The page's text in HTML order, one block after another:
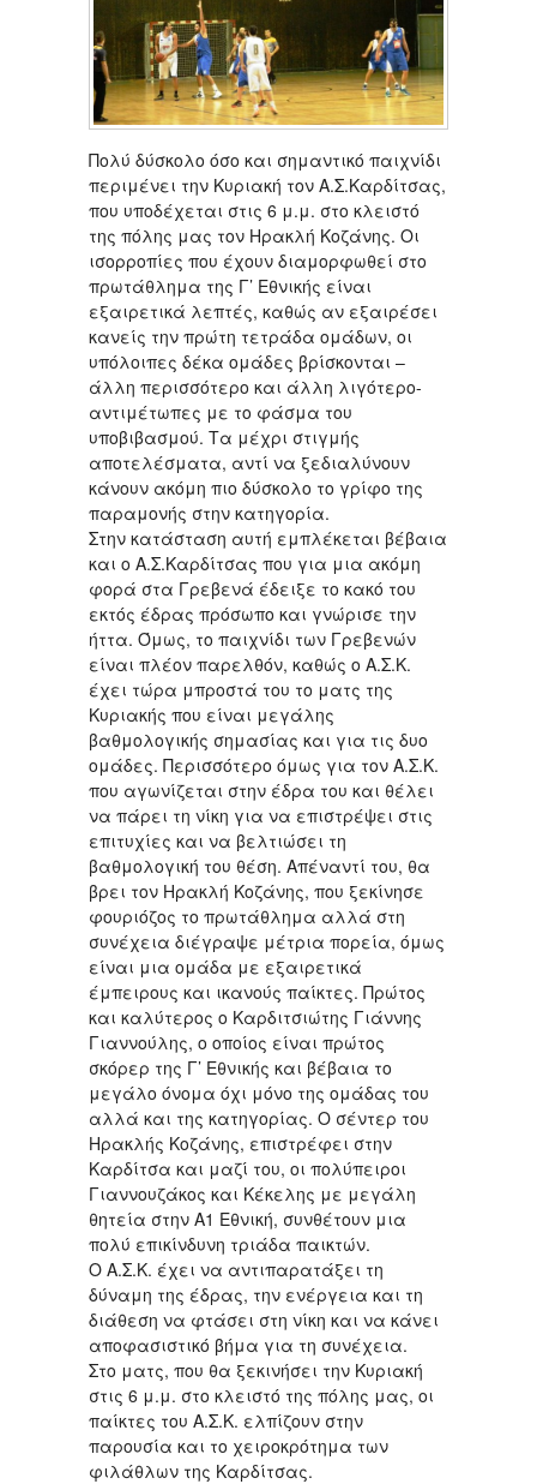
Πολύ δύσκολο όσο και σημαντικό παιχνίδι
περιμένει την Κυριακή τον Α.Σ.Καρδίτσας,
που υποδέχεται στις 6 μ.μ. στο κλειστό
της πόλης μας τον Ηρακλή Κοζάνης. Οι
ισορροπίες που έχουν διαμορφωθεί στο
πρωτάθλημα της Γ’ Εθνικής είναι
εξαιρετικά λεπτές, καθώς αν εξαιρέσει
κανείς την πρώτη τετράδα ομάδων, οι
υπόλοιπες δέκα ομάδες βρίσκονται –
άλλη περισσότερο και άλλη λιγότερο-
αντιμέτωπες με το φάσμα του
υποβιβασμού. Τα μέχρι στιγμής
αποτελέσματα, αντί να ξεδιαλύνουν
κάνουν ακόμη πιο δύσκολο το γρίφο της
παραμονής στην κατηγορία.
Στην κατάσταση αυτή εμπλέκεται βέβαια
και ο Α.Σ.Καρδίτσας που για μια ακόμη
φορά στα Γρεβενά έδειξε το κακό του
εκτός έδρας πρόσωπο και γνώρισε την
ήττα. Όμως, το παιχνίδι των Γρεβενών
είναι πλέον παρελθόν, καθώς ο Α.Σ.Κ.
έχει τώρα μπροστά του το ματς της
Κυριακής που είναι μεγάλης
βαθμολογικής σημασίας και για τις δυο
ομάδες. Περισσότερο όμως για τον Α.Σ.Κ.
που αγωνίζεται στην έδρα του και θέλει
να πάρει τη νίκη για να επιστρέψει στις
επιτυχίες και να βελτιώσει τη
βαθμολογική του θέση. Απέναντί του, θα
βρει τον Ηρακλή Κοζάνης, που ξεκίνησε
φουριόζος το πρωτάθλημα αλλά στη
συνέχεια διέγραψε μέτρια πορεία, όμως
είναι μια ομάδα με εξαιρετικά
έμπειρους και ικανούς παίκτες. Πρώτος
και καλύτερος ο Καρδιτσιώτης Γιάννης
Γιαννούλης, ο οποίος είναι πρώτος
σκόρερ της Γ’ Εθνικής και βέβαια το
μεγάλο όνομα όχι μόνο της ομάδας του
αλλά και της κατηγορίας. Ο σέντερ του
Ηρακλής Κοζάνης, επιστρέφει στην
Καρδίτσα και μαζί του, οι πολύπειροι
Γιαννουζάκος και Κέκελης με μεγάλη
θητεία στην Α1 Εθνική, συνθέτουν μια
πολύ επικίνδυνη τριάδα παικτών.
Ο Α.Σ.Κ. έχει να αντιπαρατάξει τη
δύναμη της έδρας, την ενέργεια και τη
διάθεση να φτάσει στη νίκη και να κάνει
αποφασιστικό βήμα για τη συνέχεια.
Στο ματς, που θα ξεκινήσει την Κυριακή
στις 6 μ.μ. στο κλειστό της πόλης μας, οι
παίκτες του Α.Σ.Κ. ελπίζουν στην
παρουσία και το χειροκρότημα των
φιλάθλων της Καρδίτσας.